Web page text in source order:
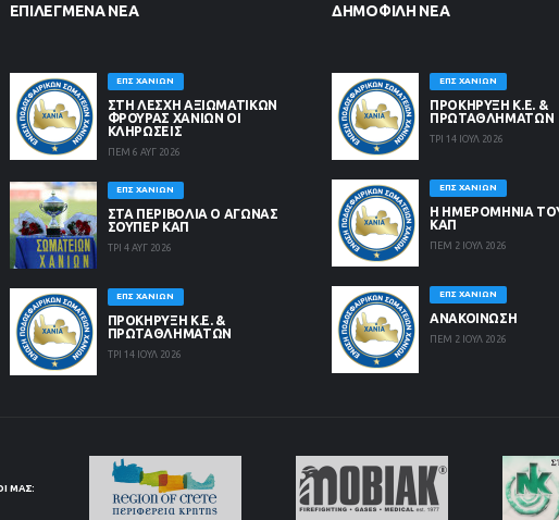
ΕΠΙΛΕΓΜΈΝΑ ΝΈΑ
ΕΠΣ ΧΑΝΊΩΝ
ΣΤΗ ΛΈΣΧΗ ΑΞΙΩΜΑΤΙΚΏΝ
ΦΡΟΥΡΆΣ ΧΑΝΊΩΝ ΟΙ
ΚΛΗΡΏΣΕΙΣ
ΠΕΜ 6 ΑΥΓ 2026
ΕΠΣ ΧΑΝΊΩΝ
ΣΤΑ ΠΕΡΙΒΟΛΙΑ Ο ΑΓΩΝΑΣ
ΣΟΥΠΕΡ ΚΑΠ
ΤΡΙ 4 ΑΥΓ 2026
ΕΠΣ ΧΑΝΊΩΝ
ΠΡΟΚΗΡΥΞΗ Κ.Ε. &
ΠΡΩΤΑΘΛΗΜΑΤΩΝ
ΤΡΙ 14 ΙΟΥΛ 2026
ΔΗΜΟΦΙΛΉ ΝΈΑ
ΕΠΣ ΧΑΝΊΩΝ
ΠΡΟΚΗΡΥΞΗ Κ.Ε. &
ΠΡΩΤΑΘΛΗΜΑΤΩΝ
ΤΡΙ 14 ΙΟΥΛ 2026
ΕΠΣ ΧΑΝΊΩΝ
Η ΗΜΕΡΟΜΗΝΙΑ
ΚΑΠ
ΠΕΜ 2 ΙΟΥΛ 2026
ΕΠΣ ΧΑΝΊΩΝ
ΑΝΑΚΟΙΝΩΣΗ
ΠΕΜ 2 ΙΟΥΛ 2026
ΜΑΣ: